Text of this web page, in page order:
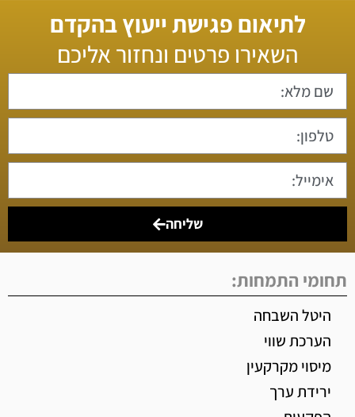
לתיאום פגישת ייעוץ בהקדם
השאירו פרטים ונחזור אליכם
שליחה
תחומי התמחות:
היטל השבחה
הערכת שווי
מיסוי מקרקעין
ירידת ערך